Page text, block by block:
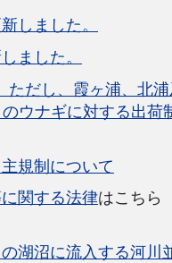
しました。
ました。
だし、霞ヶ浦、北
ウナギに対する出荷
規制について
関する法律はこちら
湖沼に流入する河川